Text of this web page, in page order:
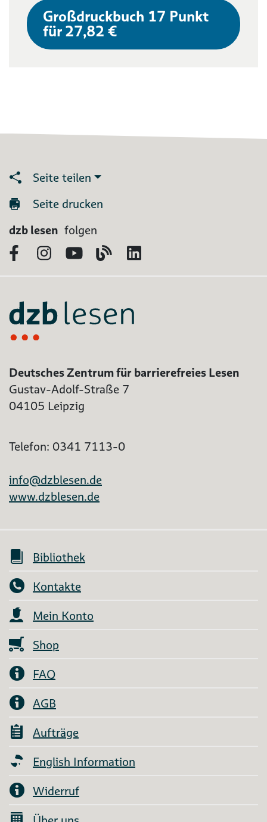
Großdruckbuch 17 Punkt
für 27,82 €
Seite teilen
Seite drucken
dzb lesen folgen
FacebookInstagram
YouTubeBlog
Deutsches Zentrum für barrierefreies Lesen
Gustav-Adolf-Straße 7
04105 Leipzig
Telefon: 0341 7113-0
info@dzblesen.de
www.dzblesen.de
Bibliothek
Kontakte
Mein Konto
Shop
FAQ
AGB
Aufträge
English Information
Widerruf